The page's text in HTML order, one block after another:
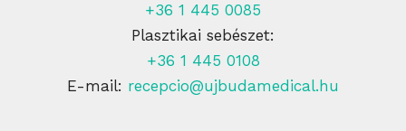
+36 1 445 0085
Plasztikai sebészet:
+36 1 445 0108
E-mail: recepcio@ujbudamedical.hu